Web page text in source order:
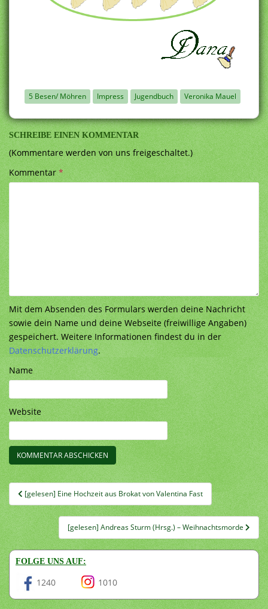
5 Besen/ Möhren Impress Jugendbuch Veronika Mauel
SCHREIBE EINEN KOMMENTAR
(Kommentare werden von uns freigeschaltet.)
Kommentar*
Mit dem Absenden des Formulars werden deine Nachricht
sowie dein Name und deine Webseite (freiwillige Angaben)
gespeichert. Weitere Informationen findest du in der
Datenschutzerklärung.
Name
Website
Beitragsnavigation
[gelesen] Eine Hochzeit aus Brokat von Valentina Fast
[gelesen] Andreas Sturm (Hrsg.) – Weihnachtsmorde
FOLGE UNS AUF:
1240 1010